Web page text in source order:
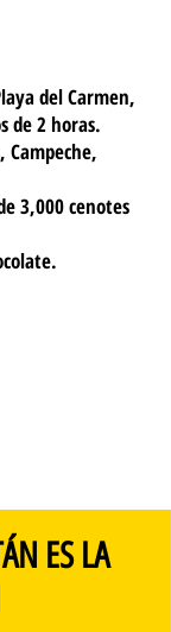
del Carmen,
de 2 horas.
Campeche,
3,000 cenotes
ES LA